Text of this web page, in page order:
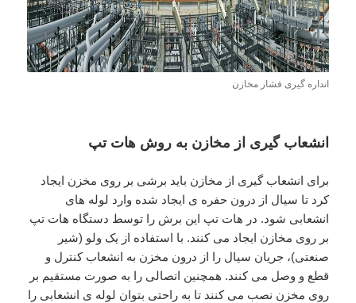
انداره گیری فشار مخازن
انشعاب گیری از مخازن به روش هات تپ
برای انشعاب گیری از مخازن باید برشی بر روی مخزن ایجاد
کرد تا سیال از درون حفره ی ایجاد شده وارد لوله های
انشعابی شود. در هات تپ این برش را توسط دستگاه هات تپ
بر روی مخازن ایجاد می کنند. با استفاده از یک ولو (شیر
صنعتی)، جریان سیال را از درون مخزن به انشعاب کنترل و
قطع و وصل می کنند. همچنین اتصالی را به صورت مستقیم بر
روی مخزن نصب می کنند تا به راحتی بتوان لوله ی انشعابی را